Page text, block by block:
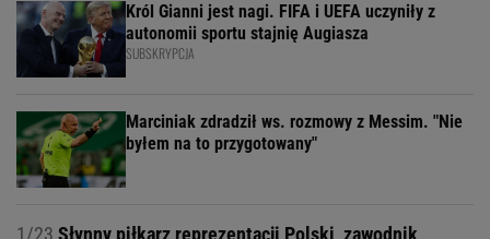
Król Gianni jest nagi. FIFA i UEFA uczyniły z
autonomii sportu stajnię Augiasza
SUBSKRYPCJA
Marciniak zdradził ws. rozmowy z Messim. "Nie
byłem na to przygotowany"